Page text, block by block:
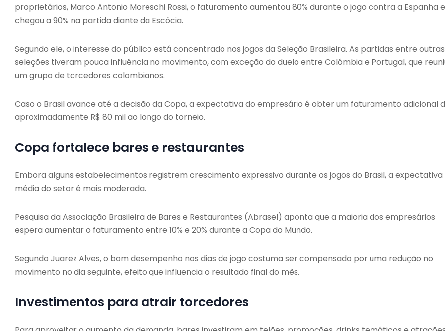
proprietários, Marco Antonio Moreschi Rossi, o faturamento aumentou 80% durante o jogo contra a Espanha e
chegou a 90% na partida diante da Escócia.
Segundo ele, o interesse do público está concentrado nos jogos da Seleção Brasileira. As partidas entre outras
seleções tiveram pouca influência no movimento, com exceção do duelo entre Colômbia e Portugal, que
um grupo de torcedores colombianos.
Caso o Brasil avance até a decisão da Copa, a expectativa do empresário é obter um faturamento adicional
aproximadamente R$ 80 mil ao longo do torneio.
Copa fortalece bares e restaurantes
Embora alguns estabelecimentos registrem crescimento expressivo durante os jogos do Brasil, a expectativa
média do setor é mais moderada.
Pesquisa da Associação Brasileira de Bares e Restaurantes (Abrasel) aponta que a maioria dos empresários
espera aumentar o faturamento entre 10% e 20% durante a Copa do Mundo.
Segundo Juarez Alves, o bom desempenho nos dias de jogo costuma ser compensado por uma redução no
movimento no dia seguinte, efeito que influencia o resultado final do mês.
Investimentos para atrair torcedores